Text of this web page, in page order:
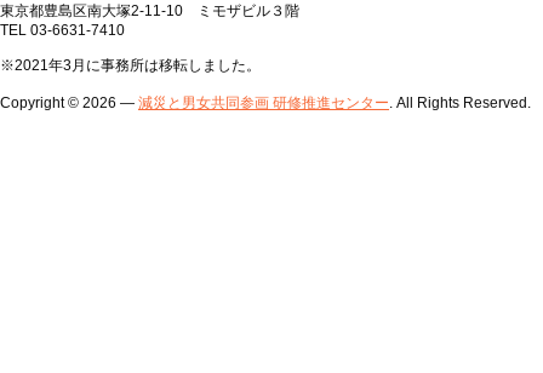
東京都豊島区南大塚2-11-10 ミモザビル３階
TEL 03-6631-7410
※2021年3月に事務所は移転しました。
Copyright © 2026 — 減災と男女共同参画 研修推進センター. All Rights Reserved.